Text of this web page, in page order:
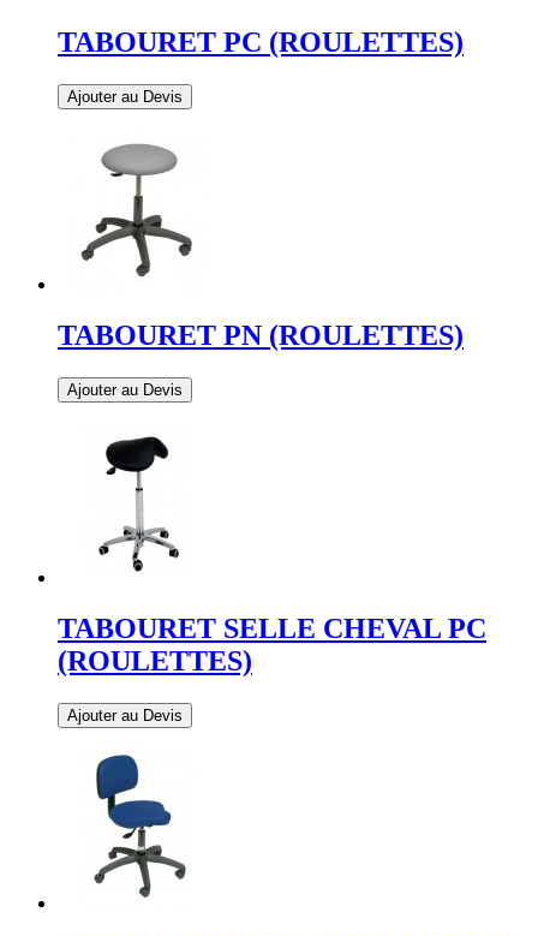
TABOURET PC (ROULETTES)
Ajouter au Devis
TABOURET PN (ROULETTES)
Ajouter au Devis
TABOURET SELLE CHEVAL PC
(ROULETTES)
Ajouter au Devis